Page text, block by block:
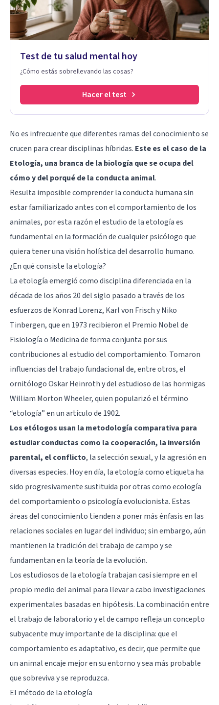
Test de tu salud mental hoy
¿Cómo estás sobrellevando las cosas?
Hacer el test
No es infrecuente que diferentes ramas del conocimiento se
crucen para crear disciplinas híbridas. Este es el caso de la
Etología, una branca de la biología que se ocupa del
cómo y del porqué de la conducta animal.
Resulta imposible comprender la conducta humana sin
estar familiarizado antes con el comportamiento de los
animales, por esta razón el estudio de la etología es
fundamental en la formación de cualquier psicólogo que
quiera tener una visión holística del desarrollo humano.
¿En qué consiste la etología?
La etología emergió como disciplina diferenciada en la
década de los años 20 del siglo pasado a través de los
esfuerzos de Konrad Lorenz, Karl von Frisch y Niko
Tinbergen, que en 1973 recibieron el Premio Nobel de
Fisiología o Medicina de forma conjunta por sus
contribuciones al estudio del comportamiento. Tomaron
influencias del trabajo fundacional de, entre otros, el
ornitólogo Oskar Heinroth y del estudioso de las hormigas
William Morton Wheeler, quien popularizó el término
“etología” en un artículo de 1902.
Los etólogos usan la metodología comparativa para
estudiar conductas como la cooperación, la inversión
parental, el conflicto, la selección sexual, y la agresión en
diversas especies. Hoy en día, la etología como etiqueta ha
sido progresivamente sustituida por otras como ecología
del comportamiento o psicología evolucionista. Estas
áreas del conocimiento tienden a poner más énfasis en las
relaciones sociales en lugar del individuo; sin embargo, aún
mantienen la tradición del trabajo de campo y se
fundamentan en la teoría de la evolución.
Los estudiosos de la etología trabajan casi siempre en el
propio medio del animal para llevar a cabo investigaciones
experimentales basadas en hipótesis. La combinación entre
el trabajo de laboratorio y el de campo refleja un concepto
subyacente muy importante de la disciplina: que el
comportamiento es adaptativo, es decir, que permite que
un animal encaje mejor en su entorno y sea más probable
que sobreviva y se reproduzca.
El método de la etología